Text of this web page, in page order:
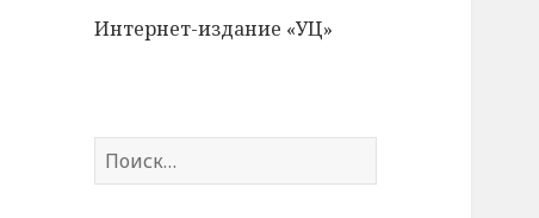
Интернет-издание «УЦ»
Н
а